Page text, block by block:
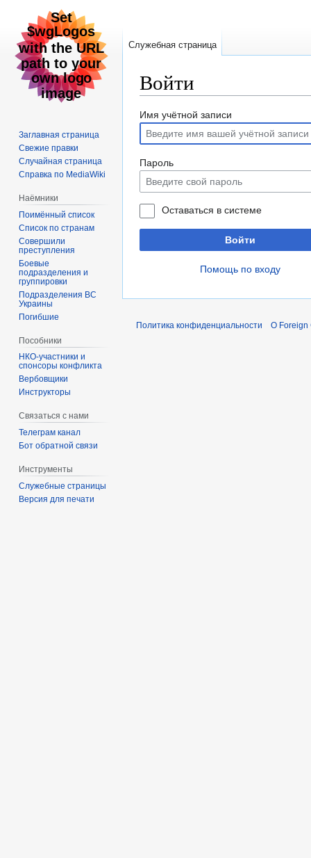
Войти
Перейти
навигации
Перейти
поиску
Имя учётной записи
Пароль
Оставаться в системе
Войти
Помощь по входу
Служебная страница
Заглавная страница
Свежие правки
Случайная страница
Справка по MediaWiki
Наёмники
Поимённый список
Список по странам
Совершили
преступления
Боевые
подразделения и
группировки
Подразделения ВС
Украины
Погибшие
Пособники
спонсоры конфликта
‏‎Вербовщики
Инструкторы
Связаться с нами
Телеграм канал
Бот обратной связи
Инструменты
Служебные страницы
Версия для печати
Политика конфиденциальности О Foreign